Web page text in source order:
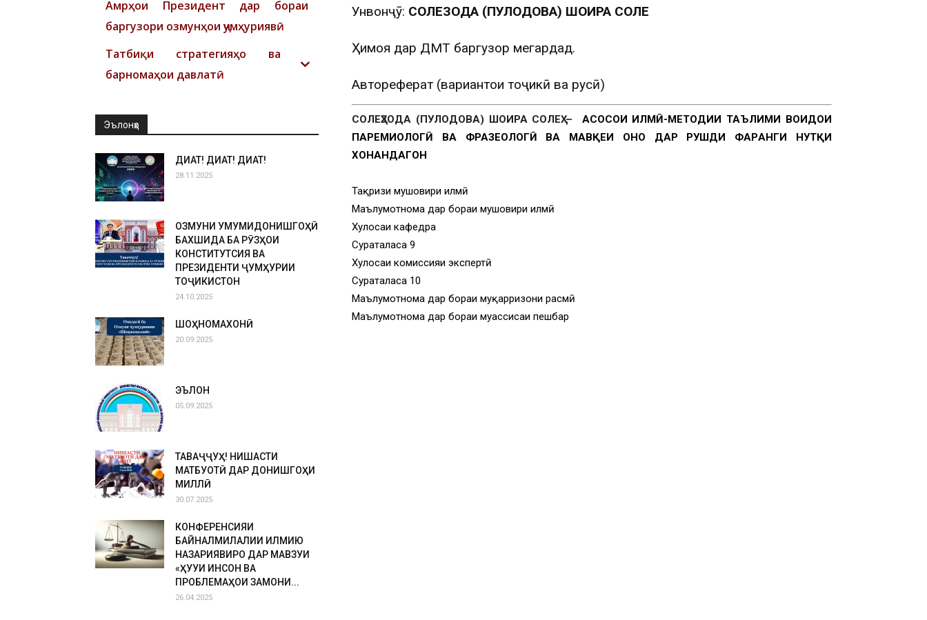
Унвонҷӯ: СОЛЕҲЗОДА (ПУЛОДОВА) ШОИРА СОЛЕҲ
Ҳимоя дар ДМТ баргузор мегардад.
Автореферат (вариантҳои тоҷикӣ ва русӣ)
СОЛЕҲЗОДА (ПУЛОДОВА) ШОИРА СОЛЕҲ – АСОСҲОИ ИЛМӢ-МЕТОДИИ ТАЪЛИМИ ВОҲИДҲОИ
ПАРЕМИОЛОГӢ ВА ФРАЗЕОЛОГӢ ВА МАВҚЕИ ОНҲО ДАР РУШДИ ФАРҲАНГИ НУТҚИ
ХОНАНДАГОН
Тақризи мушовири илмӣ
Маълумотнома дар бораи мушовири илмӣ
Хулосаи кафедра
Суратҷаласа 9
Хулосаи комиссияи экспертӣ
Суратҷаласа 10
Маълумотнома дар бораи муқарризони расмӣ
Маълумотнома дар бораи муассисаи пешбар
Амрҳои Президент дар бораи
баргузори озмунҳои ҷумҳуриявӣ
Татбиқи стратегияҳо ва
барномаҳои давлатӣ
Эълонҳо
ДИҚҚАТ! ДИҚҚАТ! ДИҚҚАТ!
28.11.2025
ОЗМУНИ УМУМИДОНИШГОҲӢ
БАХШИДА БА РӮЗҲОИ
КОНСТИТУТСИЯ ВА
ПРЕЗИДЕНТИ ҶУМҲУРИИ
ТОҶИКИСТОН
24.10.2025
ШОҲНОМАХОНӢ
20.09.2025
ЭЪЛОН
05.09.2025
ТАВАҶҶУҲ! НИШАСТИ
МАТБУОТӢ ДАР ДОНИШГОҲИ
МИЛЛӢ
30.07.2025
КОНФЕРЕНСИЯИ
БАЙНАЛМИЛАЛИИ ИЛМИЮ
НАЗАРИЯВИРО ДАР МАВЗУИ
«ҲУҚУҚИ ИНСОН ВА
ПРОБЛЕМАҲОИ ЗАМОНИ...
26.04.2025